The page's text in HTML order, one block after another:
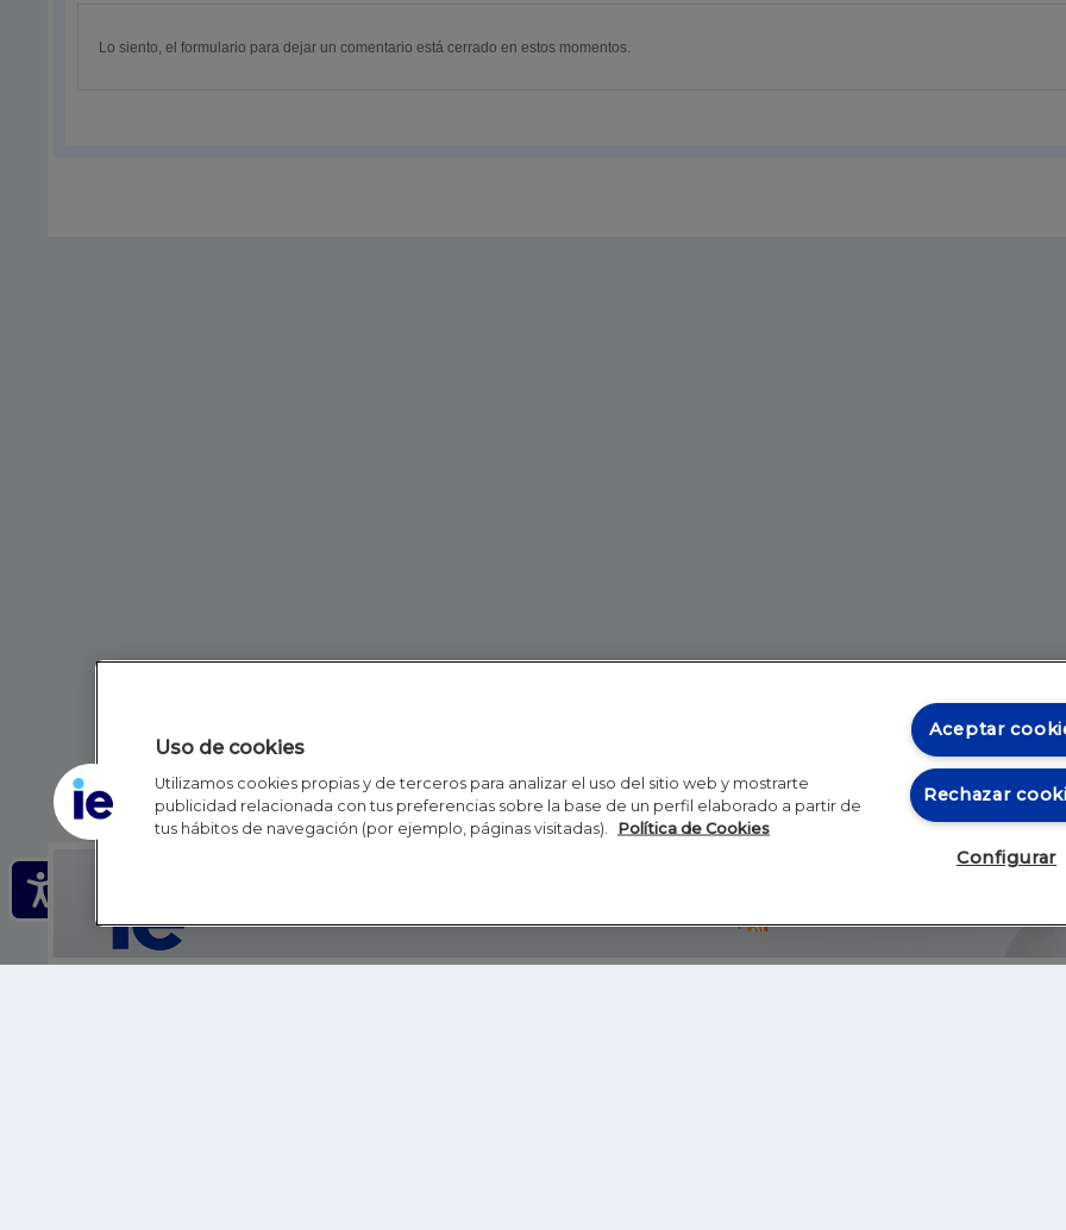
Lo siento, el formulario para dejar un comentario está cerrado en estos momentos.
Inicio RSS
Uso de cookies
Utilizamos cookies propias y de terceros para analizar el uso del sitio web y mostrarte
publicidad relacionada con tus preferencias sobre la base de un perfil elaborado a partir de
tus hábitos de navegación (por ejemplo, páginas visitadas).
Política de Cookies
Aceptar
Rechazar
Configurar